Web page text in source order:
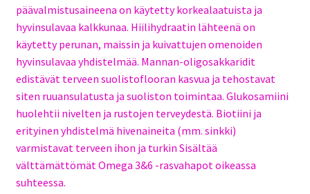
päävalmistusaineena on käytetty korkealaatuista ja
hyvinsulavaa kalkkunaa. Hiilihydraatin lähteenä on
käytetty perunan, maissin ja kuivattujen omenoiden
hyvinsulavaa yhdistelmää. Mannan-oligosakkaridit
edistävät terveen suolistoflooran kasvua ja tehostavat
siten ruuansulatusta ja suoliston toimintaa. Glukosamiini
huolehtii nivelten ja rustojen terveydestä. Biotiini ja
erityinen yhdistelmä hivenaineita (mm. sinkki)
varmistavat terveen ihon ja turkin Sisältää
välttämättömät Omega 3&6 -rasvahapot oikeassa
suhteessa.